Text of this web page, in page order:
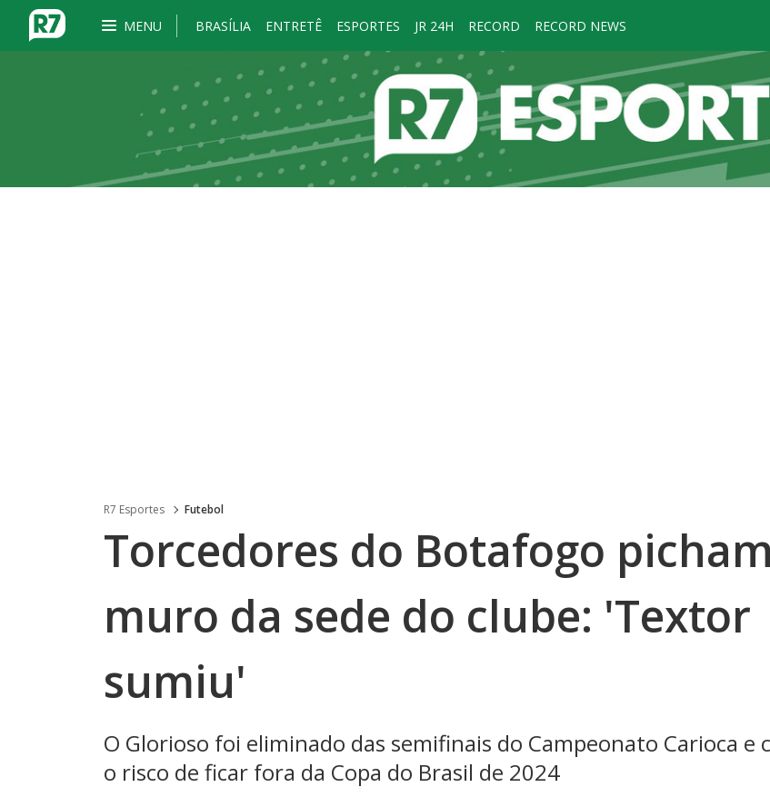
MENU BRASÍLIA ENTRETÊ ESPORTES JR 24H RECORD RECORD NEWS
R7 Esportes Futebol
Torcedores do Botafogo picham
muro da sede do clube: 'Textor
sumiu'
O Glorioso foi eliminado das semifinais do Campeonato Carioca e
o risco de ficar fora da Copa do Brasil de 2024